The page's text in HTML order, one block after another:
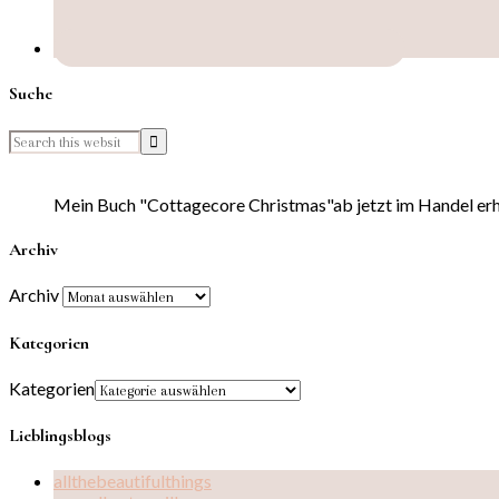
Suche
Mein Buch "Cottagecore Christmas"ab jetzt im Handel
Archiv
Archiv
Kategorien
Kategorien
Lieblingsblogs
allthebeautifulthings